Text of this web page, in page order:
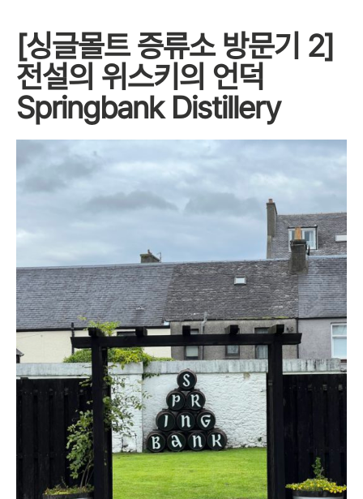
[싱글몰트 증류소 방문기 2]
전설의 위스키의 언덕
Springbank Distillery